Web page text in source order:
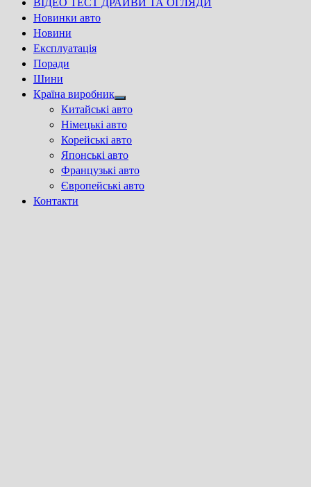
ВІДЕО ТЕСТ ДРАЙВИ ТА ОГЛЯДИ
Новинки авто
Новини
Експлуатація
Поради
Шини
Країна виробник
Show
sub
menu
Китайські авто
Німецькі авто
Корейські авто
Японські авто
Французькі авто
Європейські авто
Контакти